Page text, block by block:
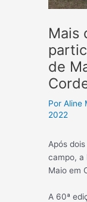
Mais
de
PorAline
2022
Após
campo, a
Maio em
A 60ª